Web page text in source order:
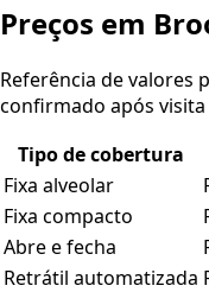
Preços em
Referência de
confirmado após
Tipo de cobertura
Fixa alveolar
Fixa compacto
Abre e fecha
Retrátil automatizada